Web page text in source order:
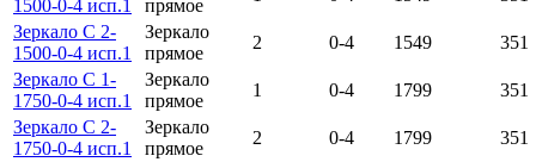
1500-0-4 исп.1 прямое
Зеркало С 2-
1500-0-4 исп.1
Зеркало
прямое
2 0-4 1549
351
Зеркало С 1-
1750-0-4 исп.1
Зеркало
прямое
1 0-4 1799
351
Зеркало С 2-
1750-0-4 исп.1
Зеркало
прямое
2 0-4 1799
351